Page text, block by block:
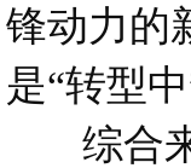
锋动力的
是“转型
综合来